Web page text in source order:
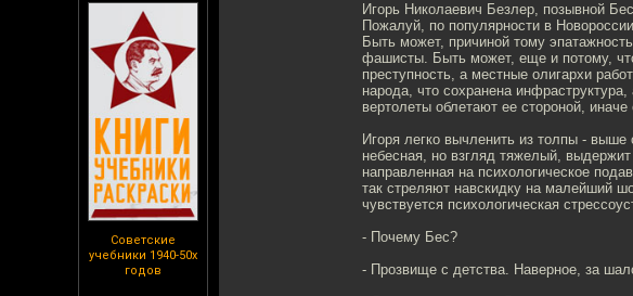
Советские
учебники 1940-50х
годов
Игорь Николаевич Безлер, позывной
Пожалуй, по популярности в
Быть может, причиной тому
фашисты. Быть может, еще и потому,
преступность, а местные олигархи
народа, что сохранена
вертолеты облетают ее стороной,
Игоря легко вычленить из толпы -
небесная, но взгляд тяжелый,
направленная на психологическое
так стреляют навскидку на малейший
чувствуется психологическая
- Почему Бес?
- Прозвище с детства. Наверное, за